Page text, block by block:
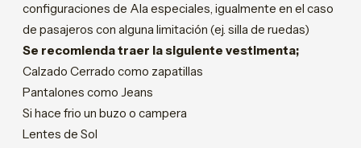
configuraciones de Ala especiales, igualmente en el caso
de pasajeros con alguna limitación (ej. silla de ruedas)
Se recomienda traer la siguiente vestimenta;
Calzado Cerrado como zapatillas
Pantalones como Jeans
Si hace frio un buzo o campera
Lentes de Sol